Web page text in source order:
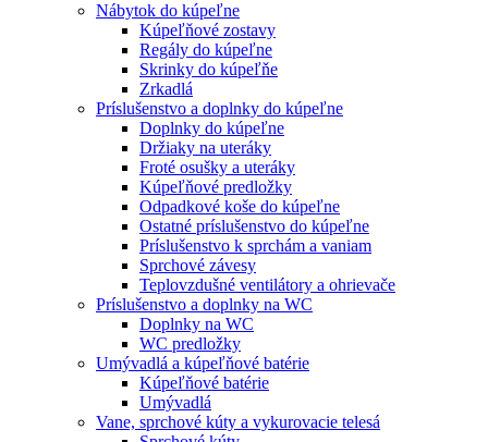
Nábytok do kúpeľne
Kúpeľňové zostavy
Regály do kúpeľne
Skrinky do kúpeľňe
Zrkadlá
Príslušenstvo a doplnky do kúpeľne
Doplnky do kúpeľne
Držiaky na uteráky
Froté osušky a uteráky
Kúpeľňové predložky
Odpadkové koše do kúpeľne
Ostatné príslušenstvo do kúpeľne
Príslušenstvo k sprchám a vaniam
Sprchové závesy
Teplovzdušné ventilátory a ohrievače
Príslušenstvo a doplnky na WC
Doplnky na WC
WC predložky
Umývadlá a kúpeľňové batérie
Kúpeľňové batérie
Umývadlá
Vane, sprchové kúty a vykurovacie telesá